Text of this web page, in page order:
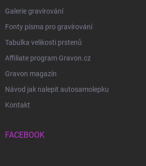
Galerie gravírování
Fonty písma pro gravírování
Tabulka velikosti prstenů
Affiliate program Gravon.cz
Gravon magazín
Návod jak nalepit autosamolepku
Kontakt
FACEBOOK